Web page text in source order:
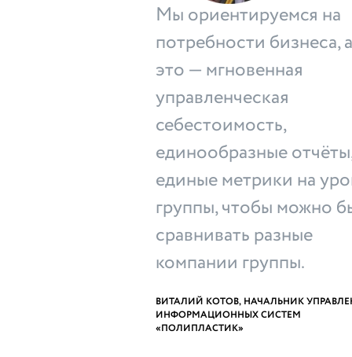
Мы ориентируемся на
потребности бизнеса, а
это — мгновенная
управленческая
себестоимость,
единообразные
единые метрики на
группы, чтобы можно
сравнивать разные
компании группы.
ВИТАЛИЙ КОТОВ, НАЧАЛЬНИК
ИНФОРМАЦИОННЫХ СИСТЕМ
«ПОЛИПЛАСТИК»